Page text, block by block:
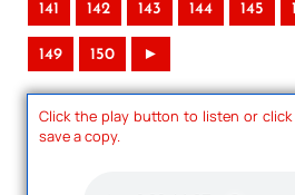
141 142 143 144 145
149 150 ►
Click the play button to listen or
save a copy.